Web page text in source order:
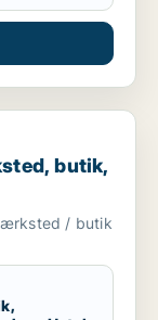
klinik,
butik,
K,
/ butik